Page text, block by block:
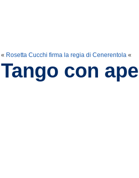
« Rosetta Cucchi firma la regia di Cenerentola «
Tango con